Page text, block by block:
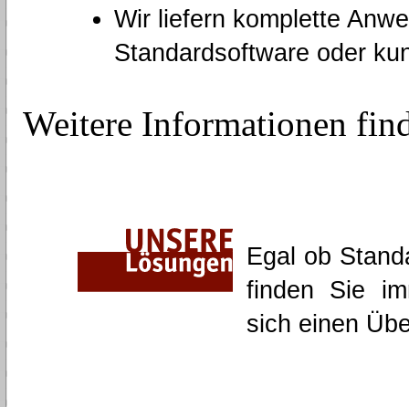
Wir liefern komplette
Standardsoftware oder
Weitere Informationen
Egal ob
finden Sie
sich einen